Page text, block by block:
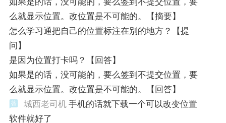
么就显示位置。改位置是不可能的。【摘要】
怎么学习通把自己的位置标注在别的地方？【提
问】
是因为位置打卡吗？【回答】
如果是的话，没可能的，要么签到不提交位置，要
么就显示位置。改位置是不可能的。【回答】
城西老司机手机的话就下载一个可以改变位置
软件就好了